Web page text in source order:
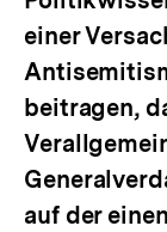
einer
beitragen,
auf der